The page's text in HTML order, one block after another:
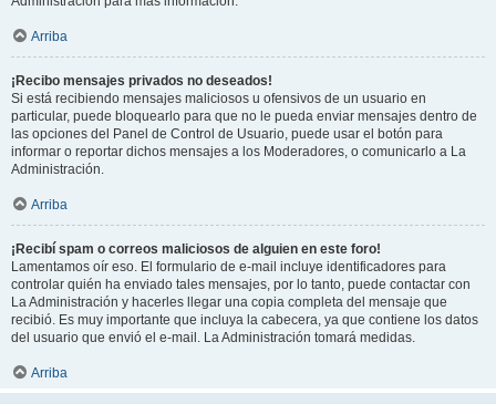
Arriba
¡Recibo mensajes privados no deseados!
Si está recibiendo mensajes maliciosos u ofensivos de un usuario en
particular, puede bloquearlo para que no le pueda enviar mensajes dentro de
las opciones del Panel de Control de Usuario, puede usar el botón para
informar o reportar dichos mensajes a los Moderadores, o comunicarlo a La
Administración.
Arriba
¡Recibí spam o correos maliciosos de alguien en este foro!
Lamentamos oír eso. El formulario de e-mail incluye identificadores para
controlar quién ha enviado tales mensajes, por lo tanto, puede contactar con
La Administración y hacerles llegar una copia completa del mensaje que
recibió. Es muy importante que incluya la cabecera, ya que contiene los datos
del usuario que envió el e-mail. La Administración tomará medidas.
Arriba